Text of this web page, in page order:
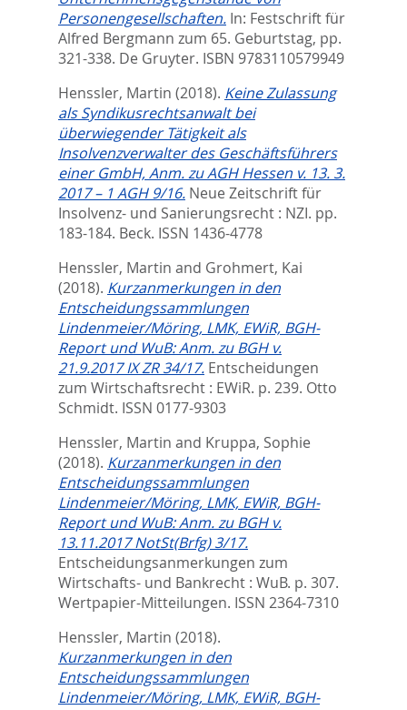
Personengesellschaften. In: Festschrift für
Alfred Bergmann zum 65. Geburtstag, pp.
321-338. De Gruyter. ISBN 9783110579949
Henssler, Martin (2018). Keine Zulassung
als Syndikusrechtsanwalt bei
überwiegender Tätigkeit als
Insolvenzverwalter des Geschäftsführers
einer GmbH, Anm. zu AGH Hessen v. 13. 3.
2017 – 1 AGH 9/16. Neue Zeitschrift für
Insolvenz- und Sanierungsrecht : NZI. pp.
183-184. Beck. ISSN 1436-4778
Henssler, Martin and Grohmert, Kai
(2018). Kurzanmerkungen in den
Entscheidungssammlungen
Lindenmeier/Möring, LMK, EWiR, BGH-
Report und WuB: Anm. zu BGH v.
21.9.2017 IX ZR 34/17. Entscheidungen
zum Wirtschaftsrecht : EWiR. p. 239. Otto
Schmidt. ISSN 0177-9303
Henssler, Martin and Kruppa, Sophie
(2018). Kurzanmerkungen in den
Entscheidungssammlungen
Lindenmeier/Möring, LMK, EWiR, BGH-
Report und WuB: Anm. zu BGH v.
13.11.2017 NotSt(Brfg) 3/17.
Entscheidungsanmerkungen zum
Wirtschafts- und Bankrecht : WuB. p. 307.
Wertpapier-Mitteilungen. ISSN 2364-7310
Henssler, Martin (2018).
Kurzanmerkungen in den
Entscheidungssammlungen
Lindenmeier/Möring, LMK, EWiR, BGH-